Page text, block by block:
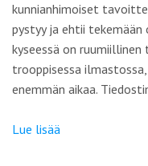
kunnianhimoiset
pystyy ja ehtii
kyseessä on
trooppisessa
enemmän aikaa.
Lue lisää